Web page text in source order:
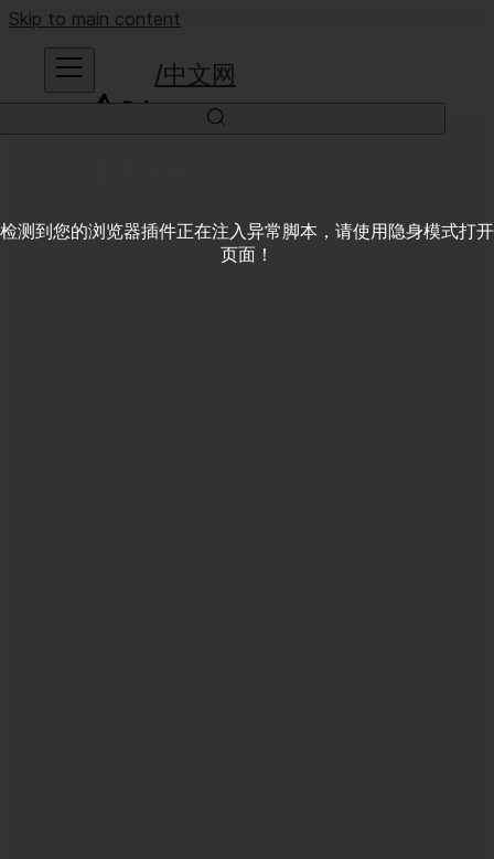
Skip to main content
中文网
检测到您的浏览器插件正在注入异常脚本，请使用隐身模式打开
页面！